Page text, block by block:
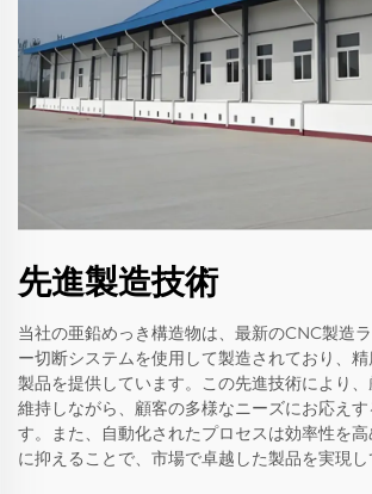
先進製造技術
当社の亜鉛めっき構造物は、最新のCNC製造
ー切断システムを使用して製造されており、
製品を提供しています。この先進技術により
維持しながら、顧客の多様なニーズにお応え
す。また、自動化されたプロセスは効率性を
に抑えることで、市場で卓越した製品を実現し